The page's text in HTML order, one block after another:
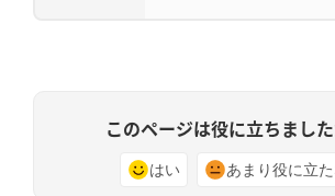
このページは役に立ちまし
はい あまり役に立